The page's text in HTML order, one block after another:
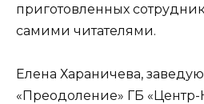
приготовленных
самими читателями.
Елена Хараничева,
«Преодоление» ГБ «Центр-